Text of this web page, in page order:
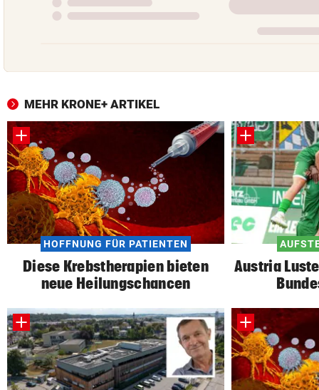
MEHR KRONE+ ARTIKEL
HOFFNUNG FÜR PATIENTEN
Diese Krebstherapien bieten
neue Heilungschancen
Austria